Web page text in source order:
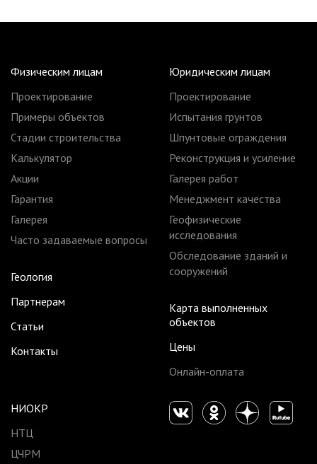
Физическим лицам
Проектирование
Примеры объектов
Стадии строительства
Калькулятор
Акции
Гарантия
Галерея
Часто задаваемые вопросы
Геология
Партнерам
Статьи
Контакты
Юридическим лицам
Проектирование
Испытания грунтов
Шпунтовые ограждения
Реконструкция и усиление
Галерея работ
Менеджмент качества
Геофизические
исследования
Обследование зданий и
сооружений
Карта выполненных
объектов
Цены
Онлайн-оплата
НИОКР
НТЦ
ЦЧРМ